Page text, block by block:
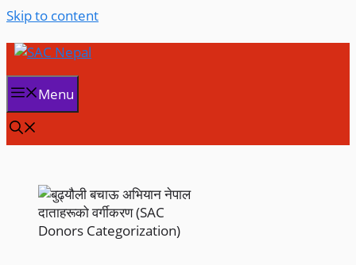
Skip to content
Menu